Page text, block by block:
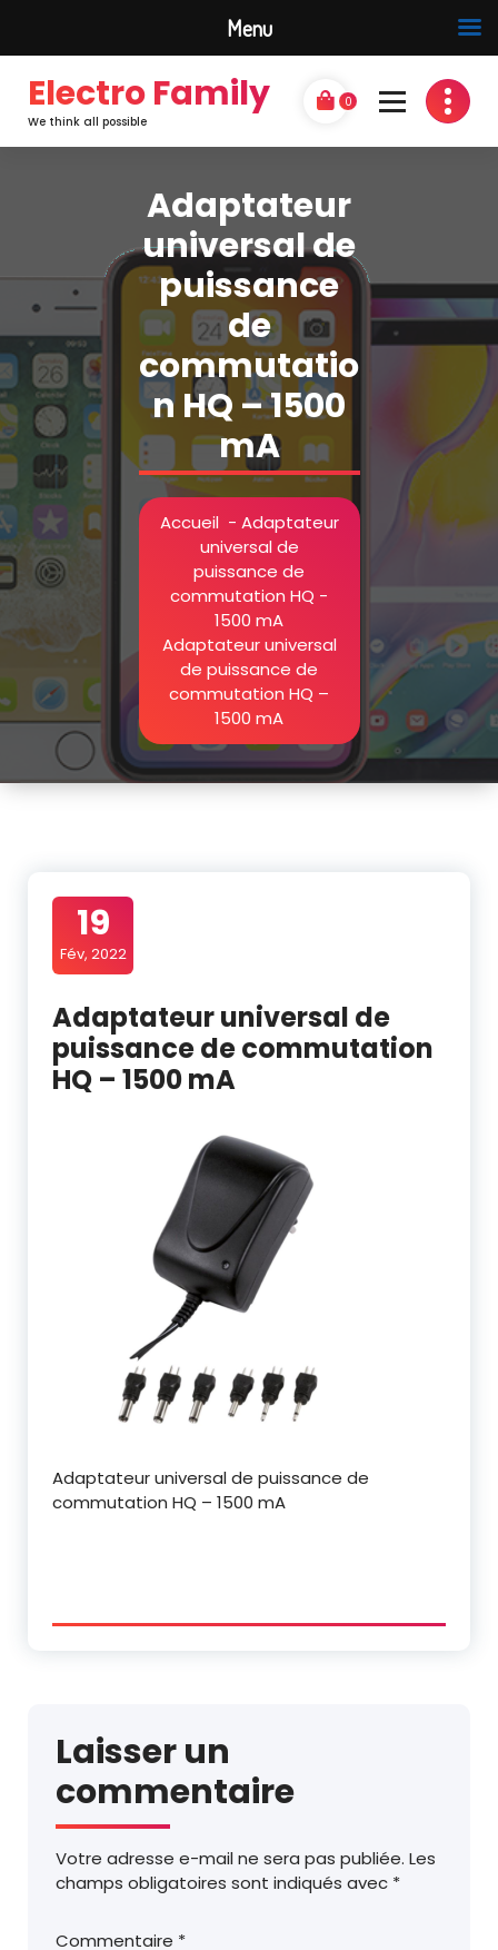
Electro Family
We think all possible
0
Adaptateur
universal de
puissance
de
commutatio
n HQ – 1500
mA
Accueil- Adaptateur
universal de
puissance de
commutation HQ -
1500 mA
Adaptateur universal
de puissance de
commutation HQ –
1500 mA
19
Fév, 2022
Adaptateur universal de
puissance de commutation
HQ – 1500 mA
Adaptateur universal de puissance de
commutation HQ – 1500 mA
Laisser un
commentaire
Votre adresse e-mail ne sera pas publiée. Les
champs obligatoires sont indiqués avec *
Commentaire *
Menu